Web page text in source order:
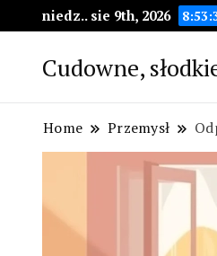
niedz.. sie 9th, 2026
Cudowne,
Home Przemysł